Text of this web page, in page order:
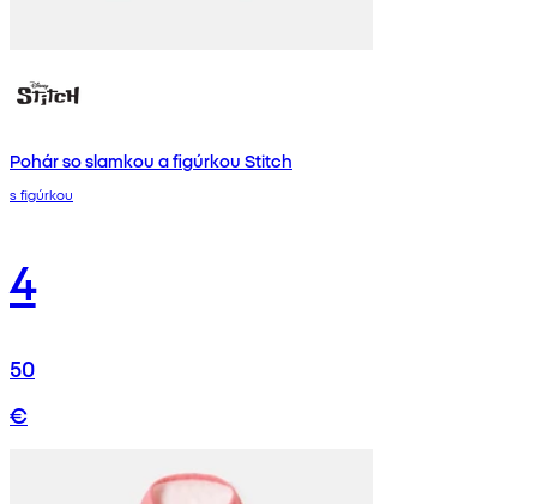
Pohár so slamkou a figúrkou Stitch
s figúrkou
4
50
€